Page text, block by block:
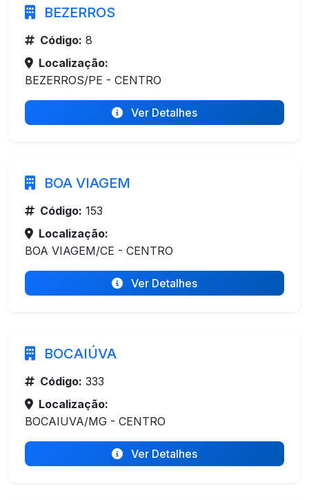
BEZERROS
Código: 8
Localização:
BEZERROS/PE - CENTRO
Ver Detalhes
BOA VIAGEM
Código: 153
Localização:
BOA VIAGEM/CE - CENTRO
Ver Detalhes
BOCAIÚVA
Código: 333
Localização:
BOCAIUVA/MG - CENTRO
Ver Detalhes